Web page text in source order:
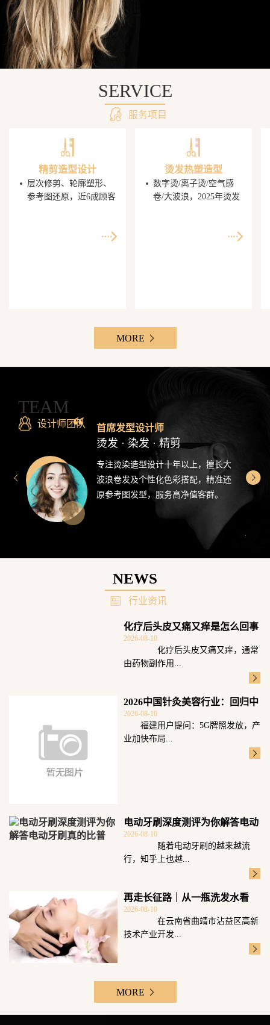
SERVICE
服务项目
精剪造型设计
· 层次修剪、轮廓塑形、
参考图还原，近6成顾客
烫发热塑造型
· 数字烫/离子烫/空气感
卷/大波浪，2025年烫发
世代最爱分享的发型设
MORE
TEAM
设计师团队 首席发型设计师
烫发 · 染发 · 精剪
专注烫染造型设计十年以上，擅长大
波浪卷发及个性化色彩搭配，精准还
原参考图发型，服务高净值客群。
NEWS
行业资讯
化疗后头皮又痛又痒是怎么回事
2026-08-10
化疗后头皮又痛又痒，通常
由药物副作用...
2026中国针灸美容行业：回归中
医本源高
2026-08-10
福建用户提问：5G牌照发放，产
业加快布局...
电动牙刷深度测评为你解答电动
牙刷真的比普
2026-08-10
随着电动牙刷的越来越流
行，知乎上也越...
再走长征路｜从一瓶洗发水看
“云药”的价值
2026-08-10
在云南省曲靖市沾益区高新
技术产业开发...
MORE